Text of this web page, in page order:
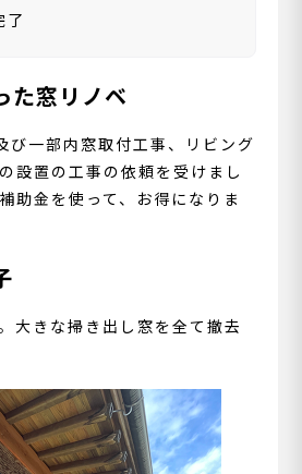
了
た窓リノベ
び一部内窓取付工事、リビング
設置の工事の依頼を受けまし
助金を使って、お得になりま
大きな掃き出し窓を全て撤去